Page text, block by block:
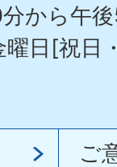
から午
日[祝日
ご